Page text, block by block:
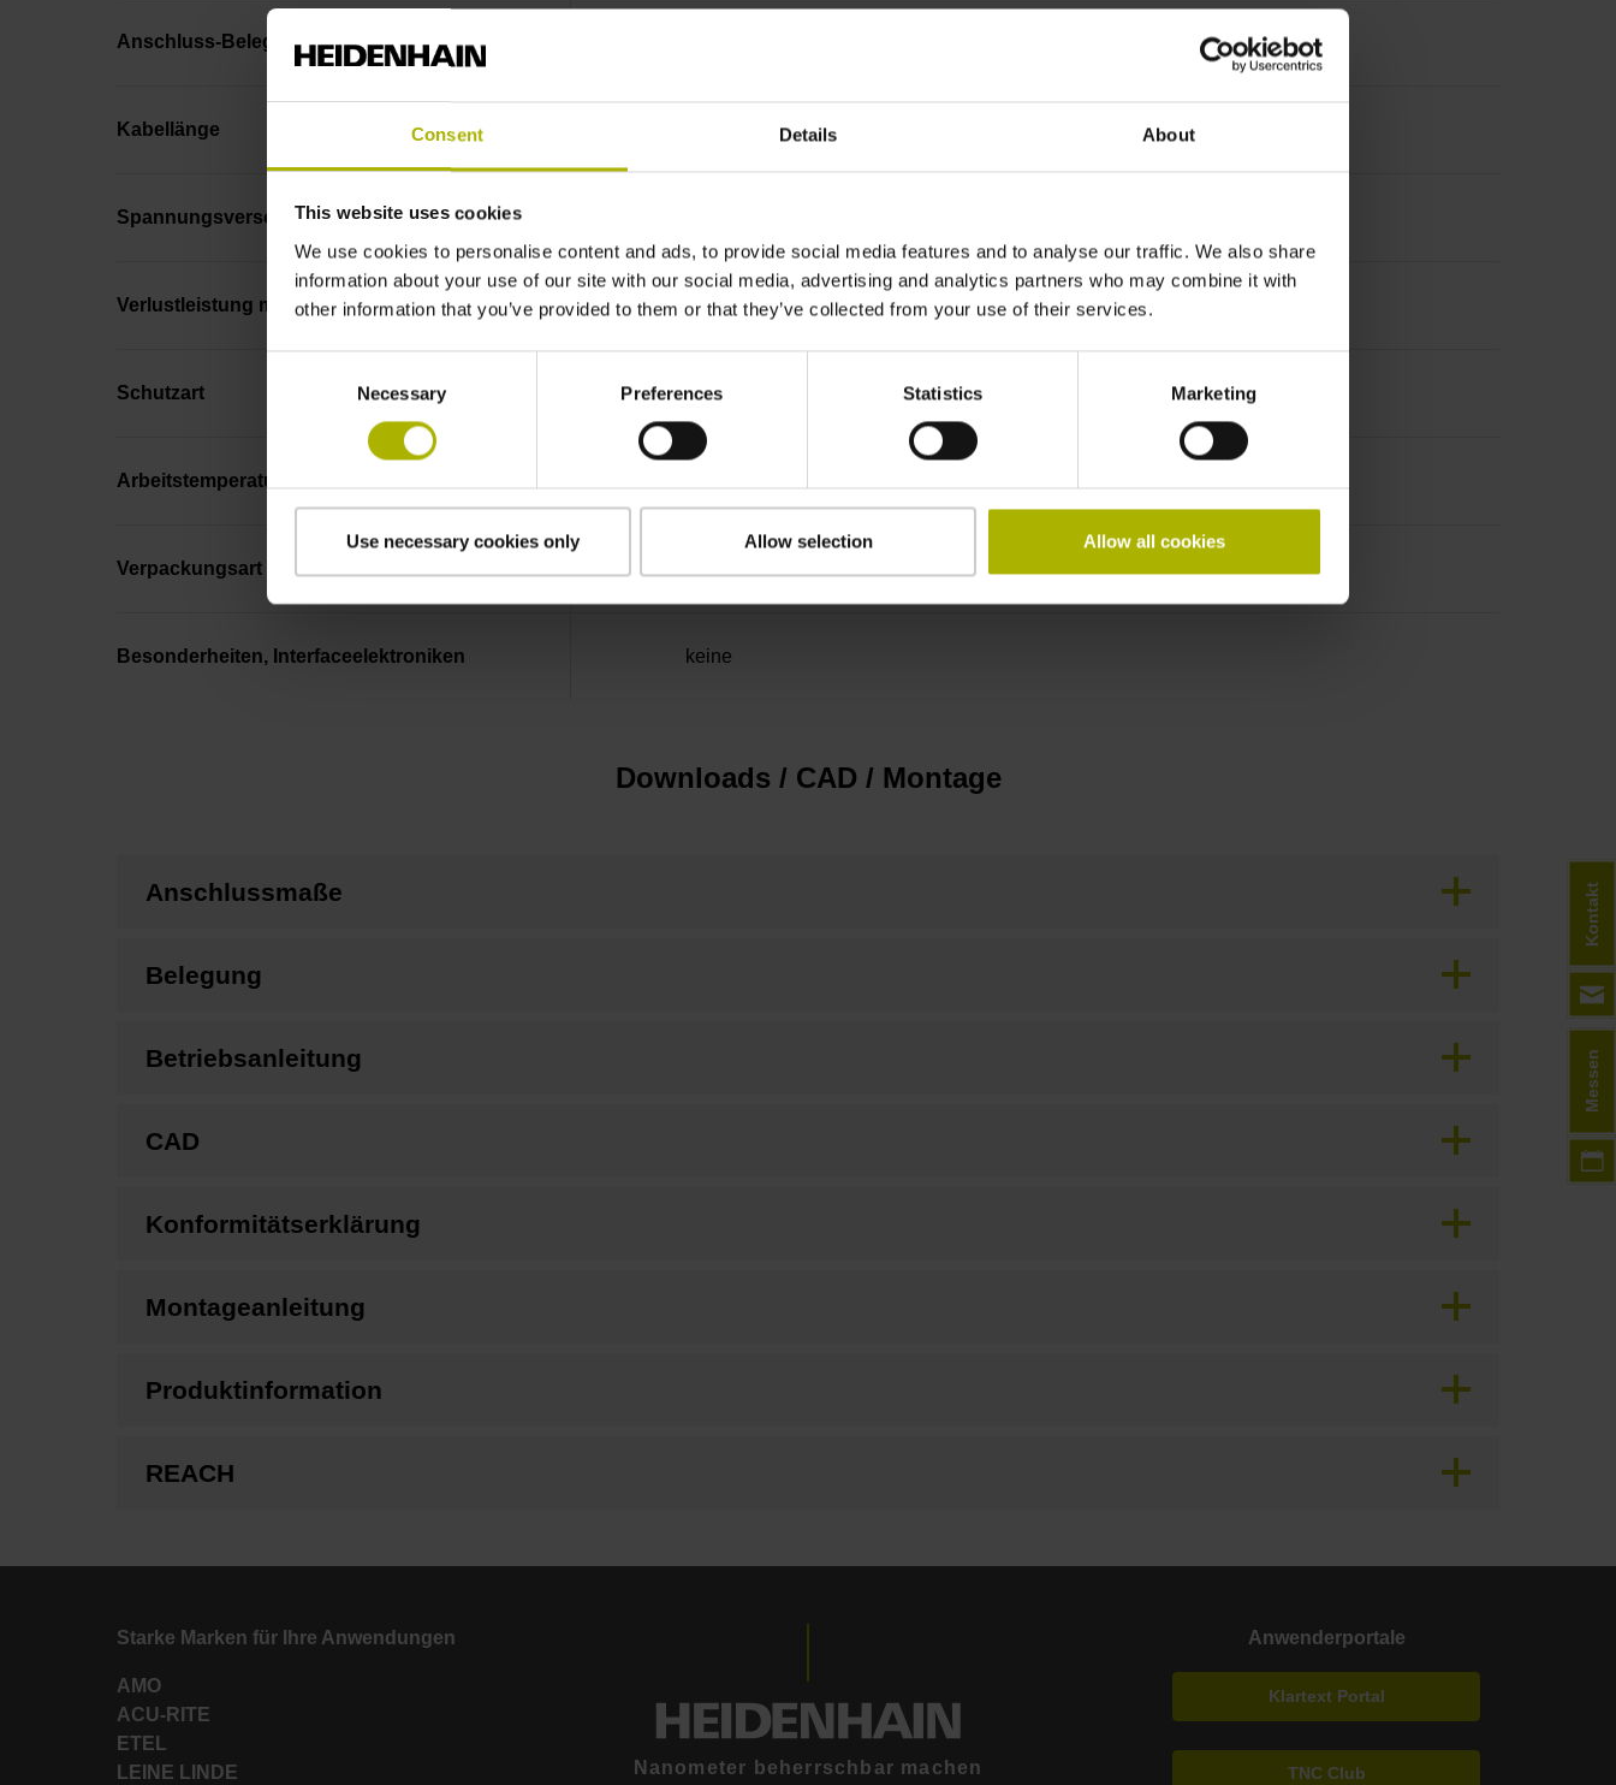
Consent Details About
This website uses cookies
We use cookies to personalise content and ads, to provide social media features and to analyse our traffic. We also share
information about your use of our site with our social media, advertising and analytics partners who may combine it with
other information that you’ve provided to them or that they’ve collected from your use of their services.
Necessary Preferences Statistics Marketing
Use necessary cookies only Allow selection Allow all cookies
Anschluss-Belegung 2
Kabellänge
Spannungsversorgung
Verlustleistung max. 1800 mW
Schutzart IP65 (EN60529)
Arbeitstemperatur
Verpackungsart
Besonderheiten, Interfaceelektroniken keine
Downloads / CAD / Montage
Anschlussmaße
Belegung
Betriebsanleitung
CAD
Konformitätserklärung
Montageanleitung
Produktinformation
REACH
Starke Marken für Ihre Anwendungen
AMO
ACU-RITE
ETEL
LEINE LINDE
Nanometer beherrschbar machen
Anwenderportale
Klartext Portal
TNC Club
Messen
Kontakt